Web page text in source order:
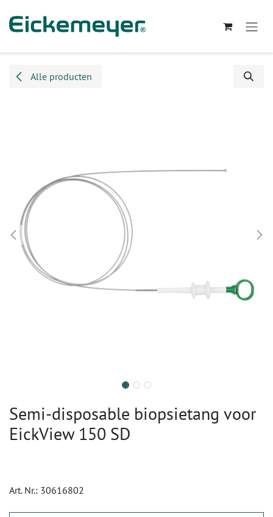
Alle producten
Semi-disposable biopsietang voor
EickView 150 SD
Art. Nr.: 30616802